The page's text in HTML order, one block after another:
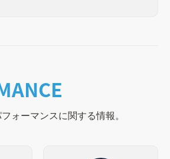
ォーマンスに関する情報。